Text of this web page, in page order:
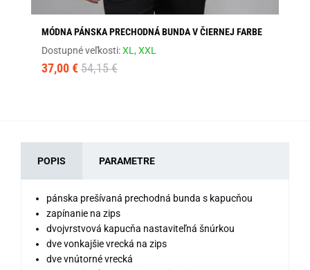
MÓDNA PÁNSKA PRECHODNÁ BUNDA V ČIERNEJ FARBE
Dostupné veľkosti:XL,XXL
37,00 € 54,15 €
POPIS PARAMETRE
pánska prešívaná prechodná bunda s kapucňou
zapínanie na zips
dvojvrstvová kapucňa nastaviteľná šnúrkou
dve vonkajšie vrecká na zips
dve vnútorné vrecká